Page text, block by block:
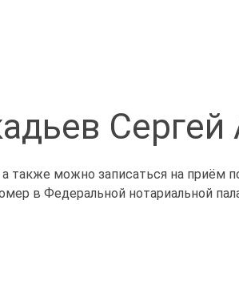
также можно записаться на приём
в Федеральной нотариальной